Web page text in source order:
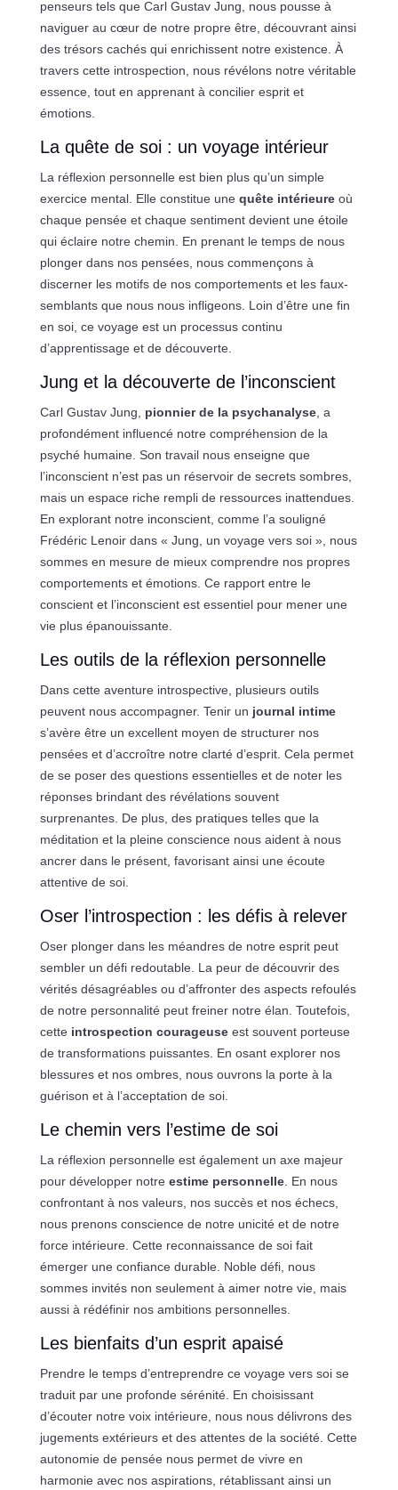
penseurs tels que Carl Gustav Jung, nous pousse à
naviguer au cœur de notre propre être, découvrant ainsi
des trésors cachés qui enrichissent notre existence. À
travers cette introspection, nous révélons notre véritable
essence, tout en apprenant à concilier esprit et
émotions.
La quête de soi : un voyage intérieur
La réflexion personnelle est bien plus qu’un simple
exercice mental. Elle constitue une quête intérieureoù
chaque pensée et chaque sentiment devient une étoile
qui éclaire notre chemin. En prenant le temps de nous
plonger dans nos pensées, nous commençons à
discerner les motifs de nos comportements et les faux-
semblants que nous nous infligeons. Loin d’être une fin
en soi, ce voyage est un processus continu
d’apprentissage et de découverte.
Jung et la découverte de l’inconscient
Carl Gustav Jung, pionnier de la psychanalyse, a
profondément influencé notre compréhension de la
psyché humaine. Son travail nous enseigne que
l’inconscient n’est pas un réservoir de secrets sombres,
mais un espace riche rempli de ressources inattendues.
En explorant notre inconscient, comme l’a souligné
Frédéric Lenoir dans « Jung, un voyage vers soi », nous
sommes en mesure de mieux comprendre nos propres
comportements et émotions. Ce rapport entre le
conscient et l’inconscient est essentiel pour mener une
vie plus épanouissante.
Les outils de la réflexion personnelle
Dans cette aventure introspective, plusieurs outils
peuvent nous accompagner. Tenir un journal intime
s’avère être un excellent moyen de structurer nos
pensées et d’accroître notre clarté d’esprit. Cela permet
de se poser des questions essentielles et de noter les
réponses brindant des révélations souvent
surprenantes. De plus, des pratiques telles que la
méditation et la pleine conscience nous aident à nous
ancrer dans le présent, favorisant ainsi une écoute
attentive de soi.
Oser l’introspection : les défis à relever
Oser plonger dans les méandres de notre esprit peut
sembler un défi redoutable. La peur de découvrir des
vérités désagréables ou d’affronter des aspects refoulés
de notre personnalité peut freiner notre élan. Toutefois,
cette introspection courageuseest souvent porteuse
de transformations puissantes. En osant explorer nos
blessures et nos ombres, nous ouvrons la porte à la
guérison et à l’acceptation de soi.
Le chemin vers l’estime de soi
La réflexion personnelle est également un axe majeur
pour développer notre estime personnelle. En nous
confrontant à nos valeurs, nos succès et nos échecs,
nous prenons conscience de notre unicité et de notre
force intérieure. Cette reconnaissance de soi fait
émerger une confiance durable. Noble défi, nous
sommes invités non seulement à aimer notre vie, mais
aussi à rédéfinir nos ambitions personnelles.
Les bienfaits d’un esprit apaisé
Prendre le temps d’entreprendre ce voyage vers soi se
traduit par une profonde sérénité. En choisissant
d’écouter notre voix intérieure, nous nous délivrons des
jugements extérieurs et des attentes de la société. Cette
autonomie de pensée nous permet de vivre en
harmonie avec nos aspirations, rétablissant ainsi un